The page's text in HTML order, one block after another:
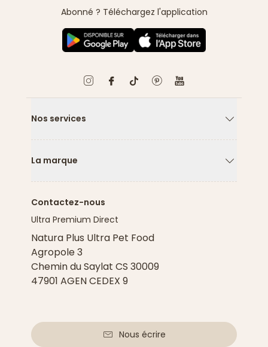
Abonné ? Téléchargez l'application
Nos services
La marque
Contactez-nous
Ultra Premium Direct
Natura Plus Ultra Pet Food
Agropole 3
Chemin du Saylat CS 30009
47901 AGEN CEDEX 9
Nous écrire